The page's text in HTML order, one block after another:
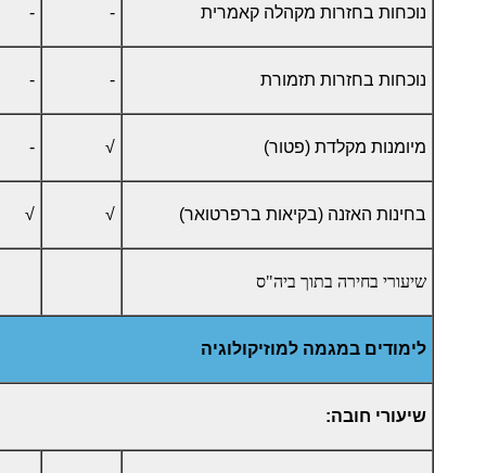
נוכחות בחזרות מקהלה קאמרית -
-
נוכחות בחזרות תזמורת -
-
מיומנות מקלדת (פטור) √
-
בחינות האזנה (בקיאות ברפרטואר) √
√
שיעורי בחירה בתוך ביה"ס
לימודים במגמה למוזיקולוגיה
שיעורי חובה: